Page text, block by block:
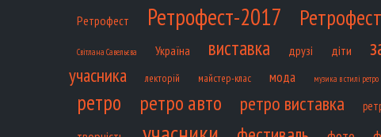
Ретрофест Ретрофест-2017
Світлана Савельєва Україна виставка друзі діти
учасника
лекторій майстер-клас мода музика в стилі ретро
ретро ретро авто ретро виставка